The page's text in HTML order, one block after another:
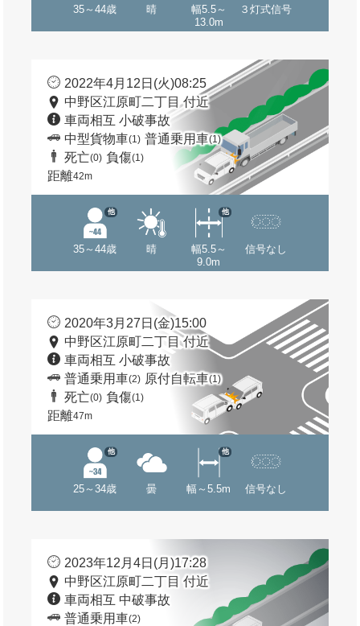
35～44歳 晴
幅5.5～
13.0m
３灯式信号
2022年4月12日(火)08:25
中野区江原町二丁目 付近
車両相互 小破事故
中型貨物車(1) 普通乗用車(1)
死亡(0) 負傷(1)
距離42m
35～44歳
他
晴
幅5.5～
9.0m
他
信号なし
2020年3月27日(金)15:00
中野区江原町二丁目 付近
車両相互 小破事故
普通乗用車(2) 原付自転車(1)
死亡(0) 負傷(1)
距離47m
25～34歳
他
曇 幅～5.5m
他
信号なし
2023年12月4日(月)17:28
中野区江原町二丁目 付近
車両相互 中破事故
普通乗用車(2)